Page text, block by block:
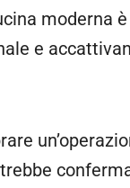
moderna
e